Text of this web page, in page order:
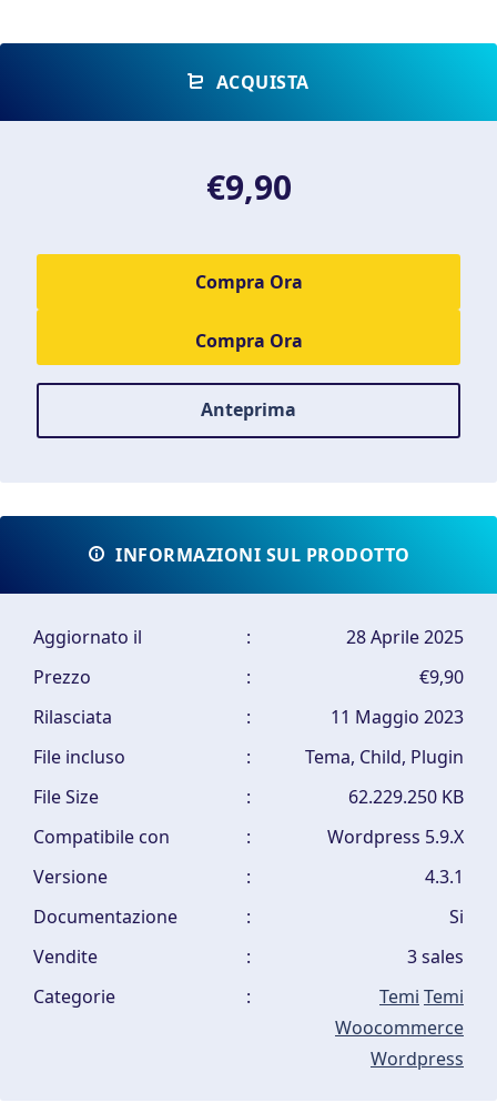
ACQUISTA
€9,90
Compra Ora
Anteprima
INFORMAZIONI SUL PRODOTTO
Aggiornato il :
28 Aprile 2025
Prezzo
:
€9,90
Rilasciata
:
11 Maggio 2023
File incluso
:
Tema, Child, Plugin
File Size
:
62.229.250 KB
Compatibile con
:
Wordpress 5.9.X
Versione
:
4.3.1
Documentazione
:
Si
Vendite
:
3 sales
Categorie
: Temi Temi
Woocommerce
Wordpress